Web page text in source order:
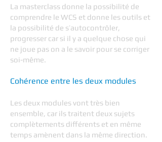
La masterclass donne la possibilité de
comprendre le WCS et donne les outils et
la possibilité de s’autocontrôler,
progresser car si il y a quelque chose qui
ne joue pas on a le savoir pour se corriger
soi-même.
Cohérence entre les deux modules​
Les deux modules vont très bien
ensemble, car ils traitent deux sujets
complètements différents et en même
temps amènent dans la même direction.